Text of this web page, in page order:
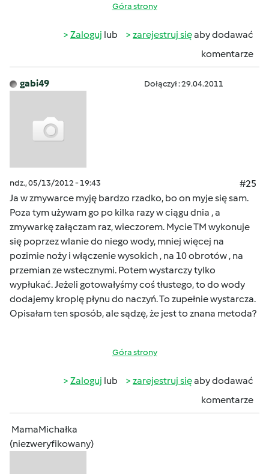
Góra strony
Zaloguj lub zarejestruj sięaby dodawać
komentarze
gabi49 Dołączył : 29.04.2011
ndz., 05/13/2012 - 19:43
#25
Ja w zmywarce myję bardzo rzadko, bo on myje się sam.
Poza tym używam go po kilka razy w ciągu dnia , a
zmywarkę załączam raz, wieczorem. Mycie TM wykonuje
się poprzez wlanie do niego wody, mniej więcej na
pozimie noży i włączenie wysokich , na 10 obrotów , na
przemian ze wstecznymi. Potem wystarczy tylko
wypłukać. Jeżeli gotowałyśmy coś tłustego, to do wody
dodajemy kroplę płynu do naczyń. To zupełnie wystarcza.
Opisałam ten sposób, ale sądzę, że jest to znana metoda?
Góra strony
Zaloguj lub zarejestruj sięaby dodawać
komentarze
MamaMichałka
(niezweryfikowany)